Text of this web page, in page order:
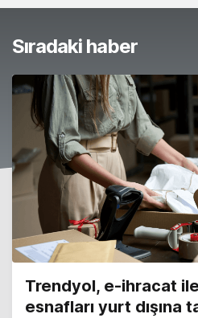
Sıradaki haber
Trendyol, e-ihracat
esnafları yurt dışına